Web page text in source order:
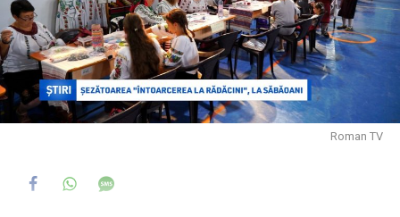
fenomenelor meteorologice înregistrate în cursul zilei de
ieri, inclusiv furtuna de nisip” și „depășiri ale unor indicatori
privind calitatea apei”, fără a face referire la bacteria
depistată în urma analizelor.
Roman TV